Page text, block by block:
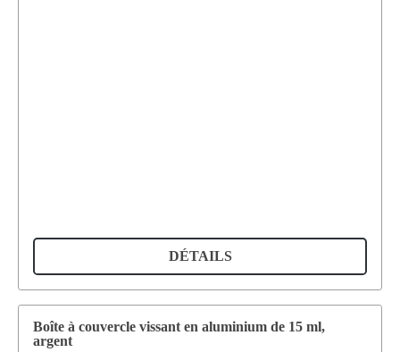
DÉTAILS
Boîte à couvercle vissant en aluminium de 15 ml,
argent